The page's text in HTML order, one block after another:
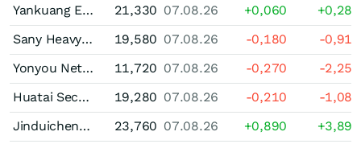
Yankuang Energy Group Company Limited Registered (A)
21,330 07.08.26 +0,060
+0,28
Sany Heavy Industry (A)
19,580 07.08.26 -0,180
-0,91
Yonyou Network Technology (A)
11,720 07.08.26 -0,270
-2,25
Huatai Securities Shs(A)
19,280 07.08.26 -0,210
-1,08
Jinduicheng Molybdenum Shs(A)
23,760 07.08.26 +0,890
+3,89